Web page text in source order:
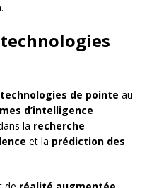
technologies de pointe au
d’intelligence
la recherche
et la prédiction des